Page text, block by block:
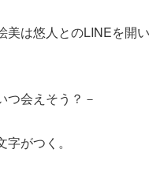
美は悠人とのLINEを開い
つ会えそう？－
がつく。